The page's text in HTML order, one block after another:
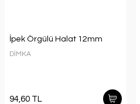
İpek Örgülü Halat 12mm
DİMKA
94,60 TL